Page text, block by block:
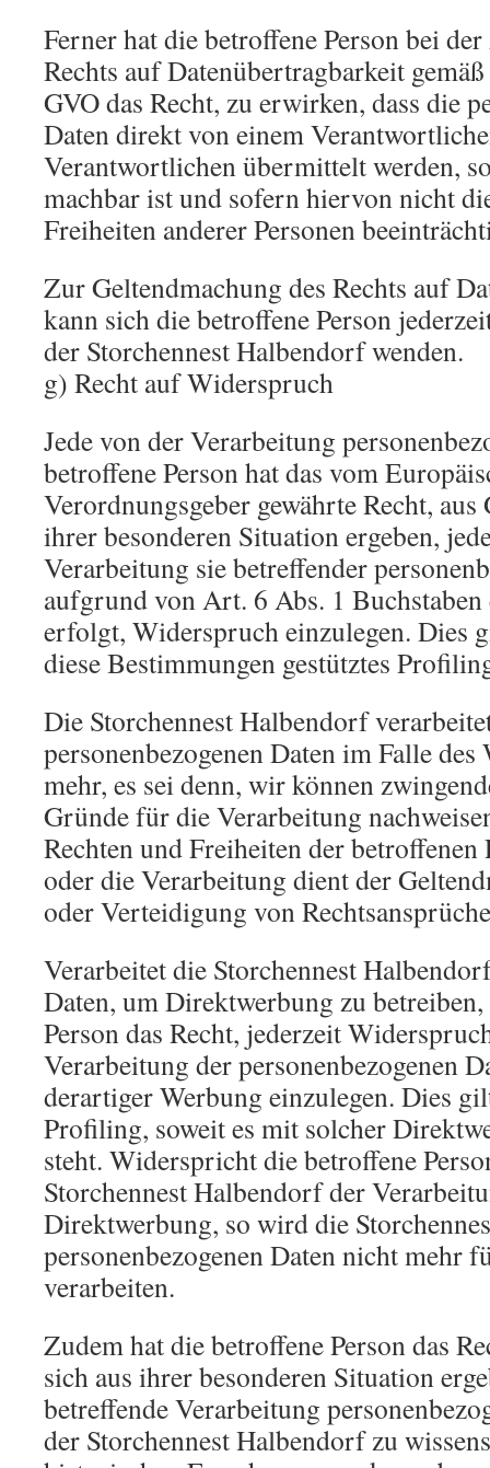
Ferner hat die betroffene Person bei
Rechts auf Datenübertragbarkeit
GVO das Recht, zu erwirken, dass die
Daten direkt von einem
Verantwortlichen übermittelt werden,
machbar ist und sofern hiervon nicht
Freiheiten anderer Personen
Zur Geltendmachung des Rechts auf
kann sich die betroffene Person
der Storchennest Halbendorf wenden.
g) Recht auf Widerspruch
Jede von der Verarbeitung
betroffene Person hat das vom
Verordnungsgeber gewährte Recht,
ihrer besonderen Situation ergeben,
Verarbeitung sie betreffender
aufgrund von Art. 6 Abs. 1
erfolgt, Widerspruch einzulegen. Dies
diese Bestimmungen gestütztes
Die Storchennest Halbendorf
personenbezogenen Daten im Falle
mehr, es sei denn, wir können
Gründe für die Verarbeitung
Rechten und Freiheiten der betroffenen
oder die Verarbeitung dient der
oder Verteidigung von
Verarbeitet die Storchennest
Daten, um Direktwerbung zu
Person das Recht, jederzeit
Verarbeitung der personenbezogenen
derartiger Werbung einzulegen. Dies
Profiling, soweit es mit solcher
steht. Widerspricht die betroffene
Storchennest Halbendorf der
Direktwerbung, so wird die
personenbezogenen Daten nicht mehr
verarbeiten.
Zudem hat die betroffene Person das
sich aus ihrer besonderen Situation
betreffende Verarbeitung
der Storchennest Halbendorf zu